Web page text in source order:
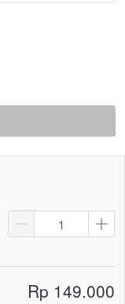
Rp 149.000